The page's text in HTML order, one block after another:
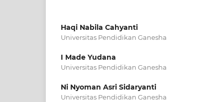
Haqi Nabila Cahyanti
Universitas Pendidikan Ganesha
I Made Yudana
Universitas Pendidikan Ganesha
Ni Nyoman Asri Sidaryanti
Universitas Pendidikan Ganesha